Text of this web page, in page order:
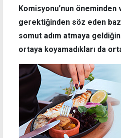
Komisyonu’nun öneminden
gerektiğinden söz eden
somut adım atmaya
ortaya koyamadıkları da